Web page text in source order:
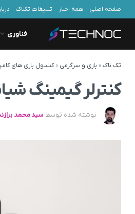
صفحه اصلی همه اخبار تبلیغات تکناک
فناوری
تک ناک» بازی و سرگرمی »کنسول بازی های
کنترلر گیمینگ
نوشته شده توسط سید محمد